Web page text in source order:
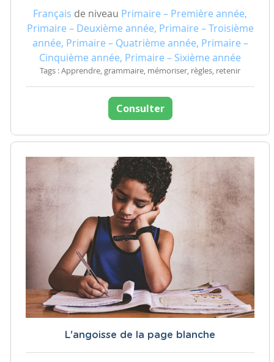
Français de niveau Primaire – Première année,
Primaire – Deuxième année, Primaire – Troisième
année, Primaire – Quatrième année, Primaire –
Cinquième année, Primaire – Sixième année
Tags : Apprendre, grammaire, mémoriser, règles, retenir
Consulter
L'angoisse de la page blanche